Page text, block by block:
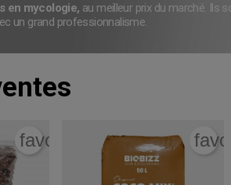
en mycologie, au meilleur prix du marché. Ils
un grand professionnalisme.
favorite_border